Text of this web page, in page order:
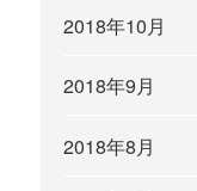
2018年10月
2018年9月
2018年8月